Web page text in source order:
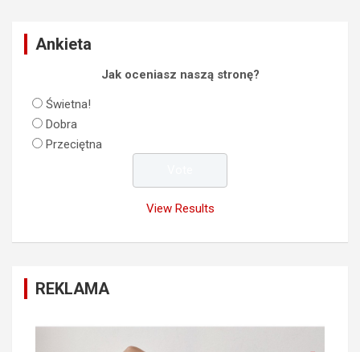
Ankieta
Jak oceniasz naszą stronę?
Świetna!
Dobra
Przeciętna
View Results
REKLAMA